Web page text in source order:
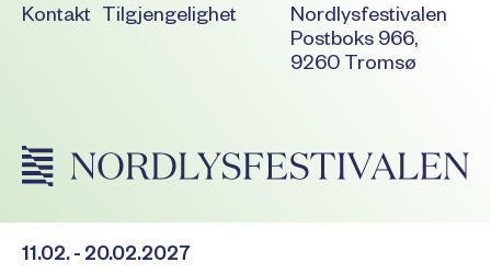
Kontakt Tilgjengelighet
Nordlysfestivalen
Postboks 966,
9260 Tromsø
11.02. - 20.02.2027